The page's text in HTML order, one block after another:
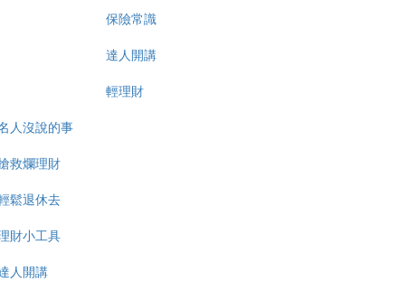
保險常識
達人開講
輕理財
人沒說的事
救爛理財
鬆退休去
財小工具
人開講